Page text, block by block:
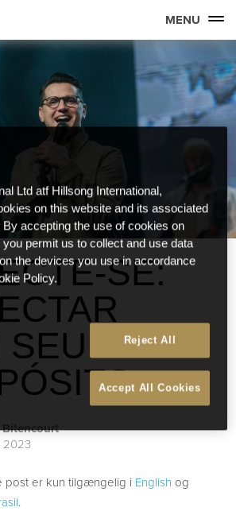
MENU
SE:
SEU
Bitencourt
2023
post er kun tilgængelig i English og
.
Ltd atf Hillsong International,
on this website and its associated
accepting the use of cookies on
permit us to collect and use data
the devices you use in accordance
Policy.
Reject All
Accept All Cookies